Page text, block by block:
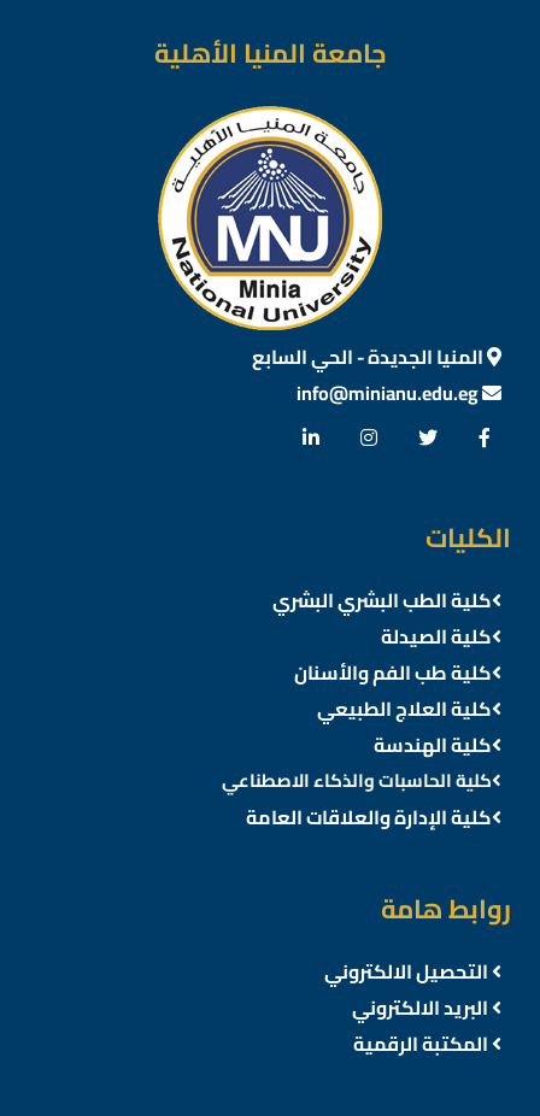
جامعة المنيا الأهلية
المنيا الجديدة - الحي السابع
الكليات
كلية الطب البشري البشري
كلية الصيدلة
كلية طب الفم والأسنان
كلية العلاج الطبيعي
كلية الهندسة
كلية الحاسبات والذكاء الاصطناعي
كلية الإدارة والعلاقات العامة
روابط هامة
التحصيل الالكتروني
البريد الالكتروني
المكتبة الرقمية